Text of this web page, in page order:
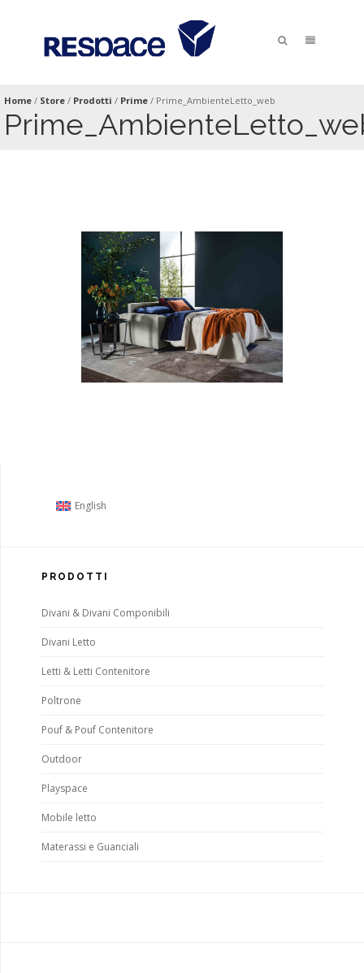
Home / Store / Prodotti / Prime / Prime_AmbienteLetto_web
English
PRODOTTI
Divani & Divani Componibili
Divani Letto
Letti & Letti Contenitore
Poltrone
Pouf & Pouf Contenitore
Outdoor
Playspace
Mobile letto
Materassi e Guanciali